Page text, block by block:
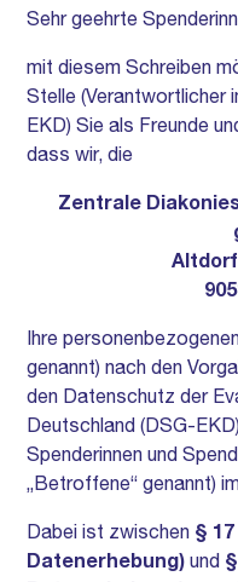
Sehr geehrte
mit diesem Schreiben
Stelle (Verantwortlicher
EKD) Sie als Freunde
dass wir, die
Zentrale
Ihre
genannt) nach den
den Datenschutz der
Deutschland (DSG-
Spenderinnen und
„Betroffene“ genannt)
Dabei ist zwischen §
Datenerhebung) und